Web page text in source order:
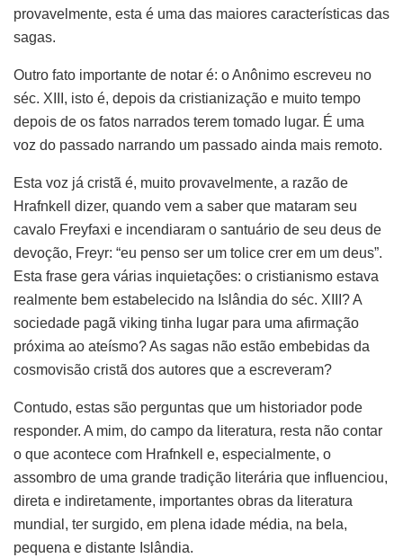
provavelmente, esta é uma das maiores características das
sagas.
Outro fato importante de notar é: o Anônimo escreveu no
séc. XIII, isto é, depois da cristianização e muito tempo
depois de os fatos narrados terem tomado lugar. É uma
voz do passado narrando um passado ainda mais remoto.
Esta voz já cristã é, muito provavelmente, a razão de
Hrafnkell dizer, quando vem a saber que mataram seu
cavalo Freyfaxi e incendiaram o santuário de seu deus de
devoção, Freyr: “eu penso ser um tolice crer em um deus”.
Esta frase gera várias inquietações: o cristianismo estava
realmente bem estabelecido na Islândia do séc. XIII? A
sociedade pagã viking tinha lugar para uma afirmação
próxima ao ateísmo? As sagas não estão embebidas da
cosmovisão cristã dos autores que a escreveram?
Contudo, estas são perguntas que um historiador pode
responder. A mim, do campo da literatura, resta não contar
o que acontece com Hrafnkell e, especialmente, o
assombro de uma grande tradição literária que influenciou,
direta e indiretamente, importantes obras da literatura
mundial, ter surgido, em plena idade média, na bela,
pequena e distante Islândia.